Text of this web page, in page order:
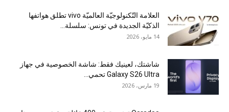
العلامة التّكنولوجيّة العالميّة vivo تطلق هواتفها
الذكيّة الجديدة في تونس: سلسلة...
14 مايو، 2026
شاشتك، لعينيك فقط: شاشة الخصوصية في جهاز
Galaxy S26 Ultra تحمي...
19 مارس، 2026